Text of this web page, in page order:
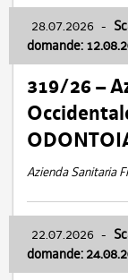
28.07.2026 -
domande:
319/26 –
Azienda Sanitaria
22.07.2026 -
domande: